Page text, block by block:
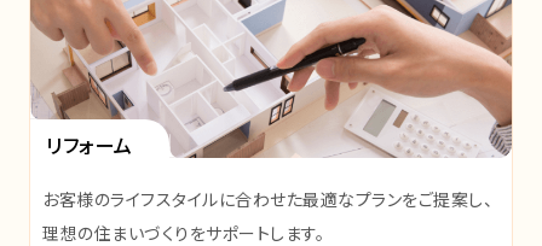
リフォーム
お客様のライフスタイルに合わせた最適なプランをご提案し、
理想の住まいづくりをサポートします。